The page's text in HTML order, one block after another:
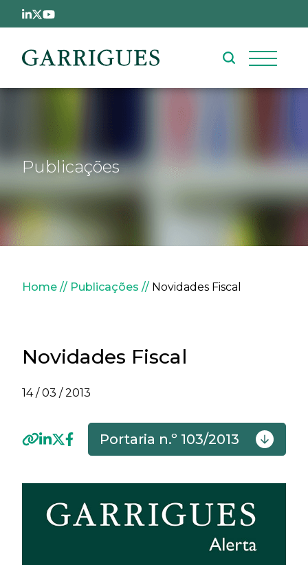
Passar para o conteúdo principal
Publicações
Navegação estrutural
Home Publicações Novidades Fiscal
Novidades Fiscal
14 / 03 / 2013
Portaria n.º 103/2013